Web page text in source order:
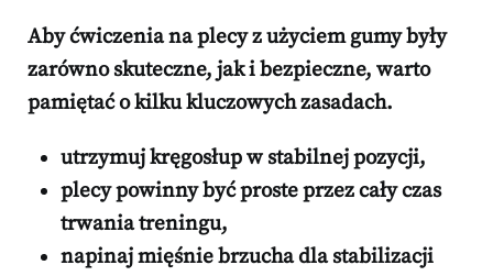
Aby ćwiczenia na plecy z użyciem gumy były
zarówno skuteczne, jak i bezpieczne, warto
pamiętać o kilku kluczowych zasadach.
utrzymuj kręgosłup w stabilnej pozycji,
plecy powinny być proste przez cały czas
trwania treningu,
napinaj mięśnie brzucha dla stabilizacji